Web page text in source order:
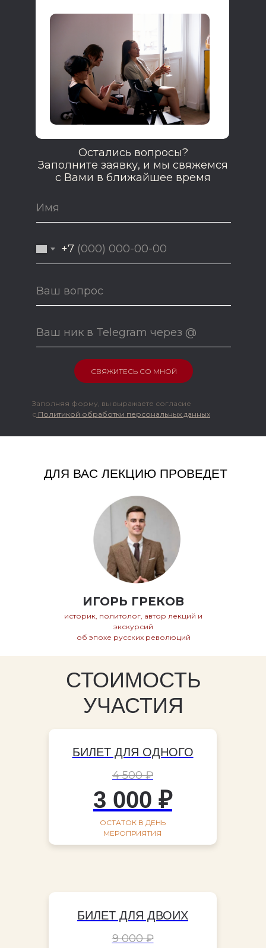
Заполняя форму, вы выражаете согласие
с Политикой обработки персональных данных
+7
СВЯЖИТЕСЬ СО МНОЙ
Остались вопросы?
Заполните заявку, и мы свяжемся
с Вами в ближайшее время
ИГОРЬ ГРЕКОВ
историк, политолог, автор лекций и
экскурсий
об эпохе русских революций
ДЛЯ ВАС ЛЕКЦИЮ ПРОВЕДЕТ
БИЛЕТ ДЛЯ ДВОИХ
9 000 ₽
БИЛЕТ ДЛЯ ОДНОГО
4 500 ₽
3 000 ₽
ОСТАТОК В ДЕНЬ
МЕРОПРИЯТИЯ
СТОИМОСТЬ
УЧАСТИЯ